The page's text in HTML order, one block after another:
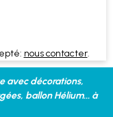
nous contacter.
avec décorations,
ballon Hélium... à